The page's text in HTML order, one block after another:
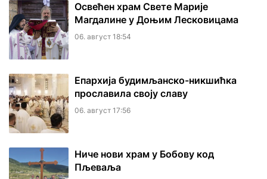
Освећен храм Свете Марије
Магдалине у Доњим Лесковицама
06. август 18:54
Епархија будимљанско-никшићка
прославила своју славу
06. август 17:56
Ниче нови храм у Бобову код
Пљеваља